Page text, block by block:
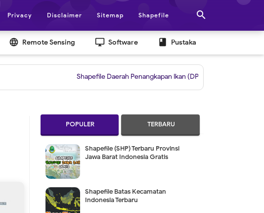

Privacy Disclaimer Sitemap Shapefile
language Remote Sensing desktop_windows Software book Pustaka
Shapefile Daerah Penangkapan Ikan (DPI) | Grid untuk Layout
POPULER TERBARU
Shapefile (SHP) Terbaru Provinsi
Jawa Barat Indonesia Gratis
Shapefile Batas Kecamatan
Indonesia Terbaru